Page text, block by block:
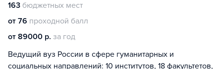
163 бюджетных мест
от 76 проходной балл
от 89000 р. за год
Ведущий вуз России в сфере гуманитарных и
социальных направлений: 10 институтов, 18 факультетов,